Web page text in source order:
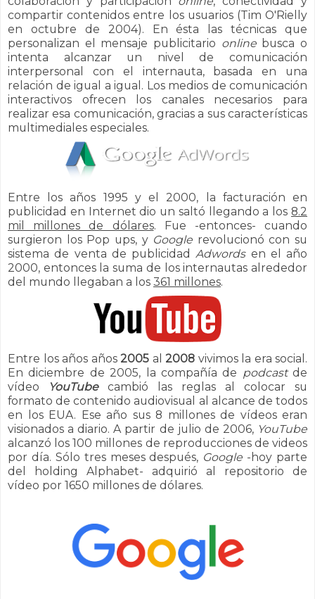
compartir contenidos entre los usuarios (Tim O'Rielly
en octubre de 2004). En ésta las técnicas que
personalizan el mensaje publicitario onlinebusca o
intenta alcanzar un nivel de comunicación
interpersonal con el internauta, basada en una
relación de igual a igual. Los medios de comunicación
interactivos ofrecen los canales necesarios para
realizar esa comunicación, gracias a sus características
multimediales especiales.
Entre los años 1995 y el 2000, la facturación en
publicidad en Internet dio un saltó llegando a los 8.2
mil millones de dólares. Fue -entonces- cuando
surgieron los Pop ups, y Google revolucionó con su
sistema de venta de publicidadAdwordsen el año
2000, entonces la suma de los internautas alrededor
del mundo llegaban a los 361 millones.
Entre los años años2005 al 2008 vivimos la era social.
En diciembre de 2005, la compañía de podcastde
vídeo
YouTubecambió las reglas al colocar su
formato de contenido audiovisual al alcance de todos
en los EUA. Ese año sus 8 millones de vídeos eran
visionados a diario. A partir de julio de 2006, YouTube
alcanzó los 100 millones de reproducciones de videos
por día. Sólo tres meses después, Google -hoy parte
del holding Alphabet- adquirió al repositorio de
vídeo por 1650 millones de dólares.